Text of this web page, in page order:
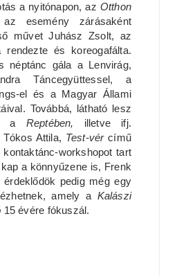
a nyitónapon, az Otthon
esemény zárásaként
művet Juhász Zsolt, az
rendezte és koreogafálta.
néptánc gála a Lenvirág,
Táncegyüttessel, a
el és a Magyar Állami
Továbbá, látható lesz
a Reptében, illetve ifj.
Attila, Test-vércímű
workshopot tart
a könnyűzene is, Frenk
pedig még egy
amely a Kalászi
15 évére fókuszál.